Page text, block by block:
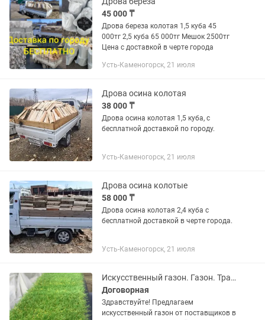
45 000 ₸
Дрова береза колотая 1,5 куба 45
000тг 2,5 куба 65 000тг Мешок 2500тг
Цена с доставкой в черте города
Усть-Каменогорск, 21 июля
Дрова осина колотая
38 000 ₸
Дрова осина колотая 1,5 куба, с
бесплатной доставкой по городу.
Усть-Каменогорск, 21 июля
Дрова осина колотые
58 000 ₸
Дрова осина колотая 2,4 куба с
бесплатной доставкой в черте города.
Усть-Каменогорск, 21 июля
Искусственный газон. Газон. Трава
Договорная
Здравствуйте! Предлагаем
искусственный газон от поставщиков в